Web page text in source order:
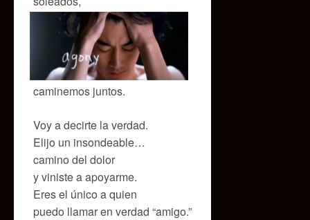
caminemos juntos.
Voy a decirte la verdad.
Elijo un insondeable…
camino del dolor
y viniste a apoyarme.
Eres el único a quien
puedo llamar en verdad “amigo.”